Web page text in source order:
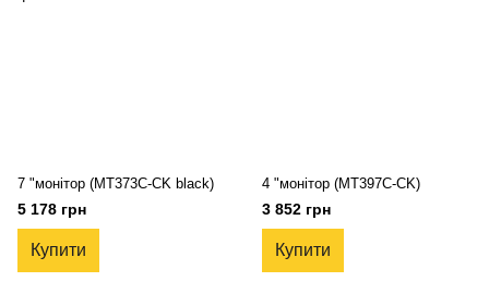
7 "монітор (MT373C-CK black)
5 178 грн
Купити
4 "монітор (MT397C-CK)
3 852 грн
Купити